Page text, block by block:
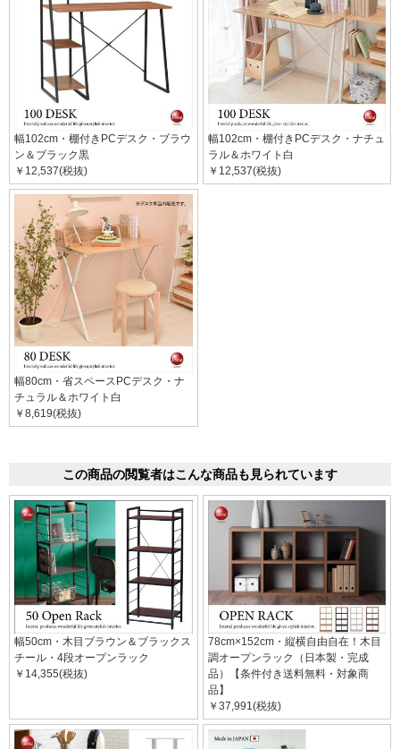
幅102cm・棚付きPCデスク・ブラウ
ン＆ブラック黒
￥12,537(税抜)
幅102cm・棚付きPCデスク・ナチュ
ラル＆ホワイト白
￥12,537(税抜)
幅80cm・省スペースPCデスク・ナ
チュラル＆ホワイト白
￥8,619(税抜)
この商品の閲覧者はこんな商品も見られています
幅50cm・木目ブラウン＆ブラックス
チール・4段オープンラック
￥14,355(税抜)
78cm×152cm・縦横自由自在！木目
調オープンラック（日本製・完成
品）【条件付き送料無料・対象商
品】
￥37,991(税抜)